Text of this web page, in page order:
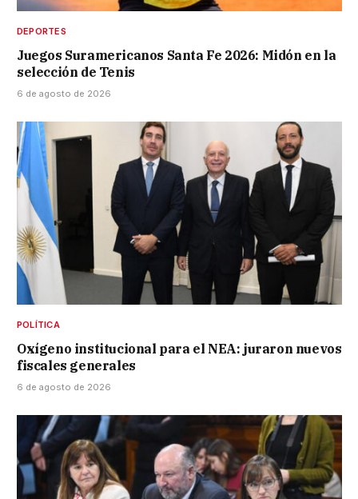
DEPORTES
Juegos Suramericanos Santa Fe 2026: Midón en la
selección de Tenis
6 de agosto de 2026
POLÍTICA
Oxígeno institucional para el NEA: juraron nuevos
fiscales generales
6 de agosto de 2026